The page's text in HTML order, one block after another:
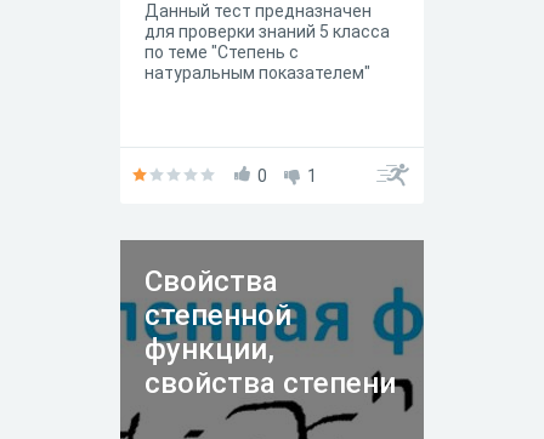
Данный тест предназначен
для проверки знаний 5 класса
по теме "Степень с
натуральным показателем"
0 1
Свойства
степенной
функции,
свойства степени